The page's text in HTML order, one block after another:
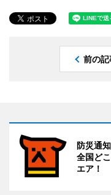
前の記
防災通
全国ど
エア！